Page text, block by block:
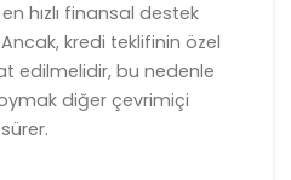
hızlı finansal destek
kredi teklifinin özel
edilmelidir, bu nedenle
diğer çevrimiçi